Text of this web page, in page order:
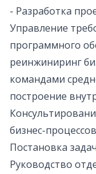
- Разработка
Управление
программного
реинжиниринг
командами
построение
бизнес-
Постановка
Руководство